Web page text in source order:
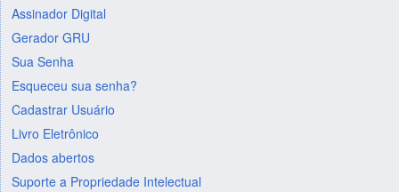
Assinador Digital
Gerador GRU
Sua Senha
Esqueceu sua senha?
Cadastrar Usuário
Livro Eletrônico
Dados abertos
Suporte a Propriedade Intelectual